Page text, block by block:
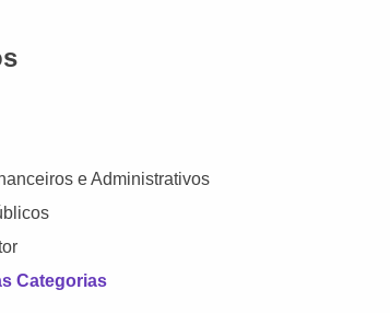
e Administrativos
Categorias